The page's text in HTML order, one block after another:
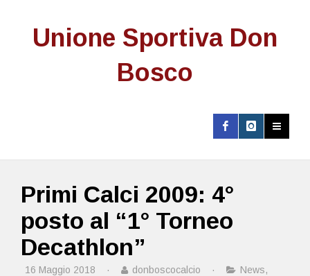
Unione Sportiva Don
Bosco
Primi Calci 2009: 4°
posto al “1° Torneo
Decathlon”
16 Maggio 2018 · donboscocalcio · News,